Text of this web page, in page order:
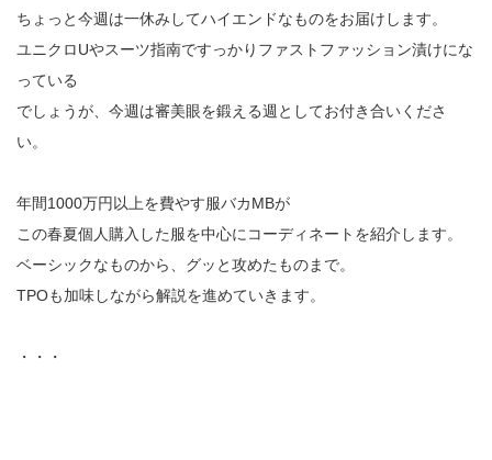
ちょっと今週は一休みしてハイエンドなものをお届けします。
ユニクロUやスーツ指南ですっかりファストファッション漬けにな
っている
でしょうが、今週は審美眼を鍛える週としてお付き合いくださ
い。
年間1000万円以上を費やす服バカMBが
この春夏個人購入した服を中心にコーディネートを紹介します。
ベーシックなものから、グッと攻めたものまで。
TPOも加味しながら解説を進めていきます。
・・・